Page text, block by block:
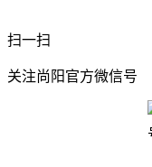
扫一扫
关注尚阳官方微信号